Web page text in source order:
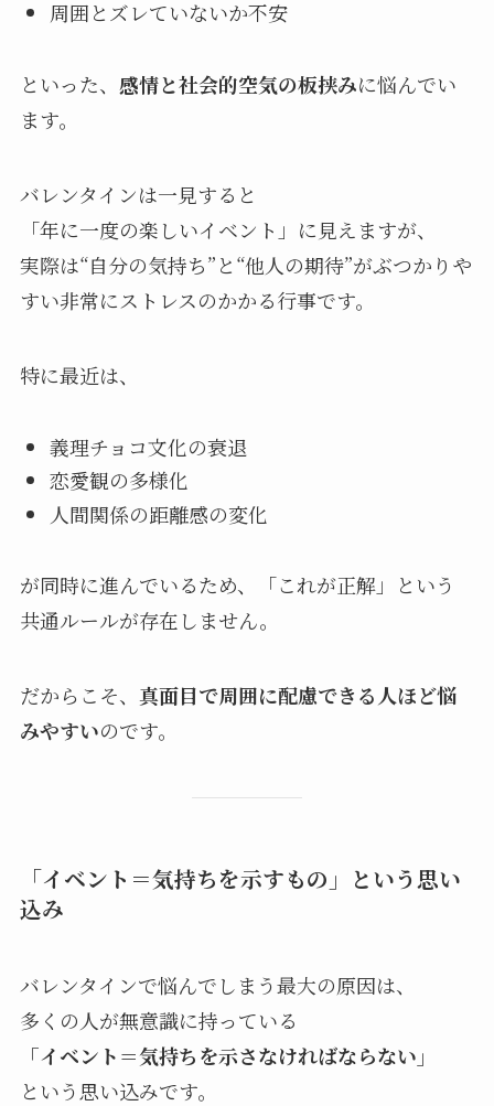
周囲とズレていないか不安
といった、 感情と社会的空気の板挟みに悩んでい
ます。
バレンタインは一見すると
「年に一度の楽しいイベント」に見えますが、
実際は“自分の気持ち”と“他人の期待”がぶつかりや
すい非常にストレスのかかる行事です。
特に最近は、
義理チョコ文化の衰退
恋愛観の多様化
人間関係の距離感の変化
が同時に進んでいるため、「これが正解」という
共通ルールが存在しません。
だからこそ、 真面目で周囲に配慮できる人ほど悩
みやすいのです。
「イベント＝気持ちを示すもの」という思い
込み
バレンタインで悩んでしまう最大の原因は、
多くの人が無意識に持っている
「イベント＝気持ちを示さなければならない」
という思い込みです。